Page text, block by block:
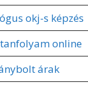
okj-s képzés
online
árak